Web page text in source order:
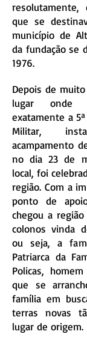
que se
município de
da fundação se
1976.
Depois de
lugar onde
exatamente a
Militar,
acampamento
no dia 23 de
local, foi
região. Com a
ponto de
chegou a
colonos vinda
ou seja, a
Patriarca da
Policas,
que se
família em
terras novas
lugar de origem.